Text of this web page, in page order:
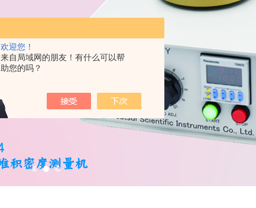
欢迎您！
来自局域网的朋友！有什么可以帮
助您的吗？